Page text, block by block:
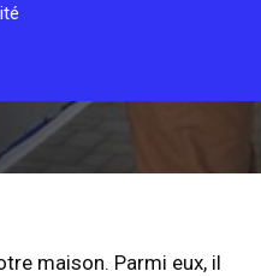
maison. Parmi eux, il